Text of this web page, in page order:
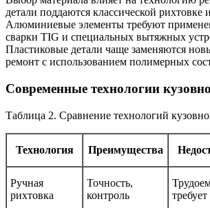
детали поддаются классической рихтовке
Алюминиевые элементы требуют
сварки TIG и специальных вытяжных
Пластиковые детали чаще заменяются
ремонт с использованием полимерных
Современные технологии
Таблица 2. Сравнение технологий
Технология Преимущества
Ручная
рихтовка
Точность,
контроль